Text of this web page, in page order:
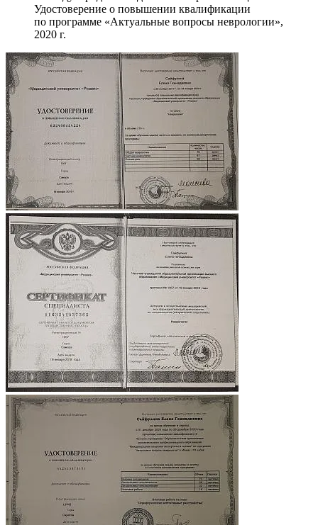
Удостоверение о повышении квалификации
по программе «Актуальные вопросы неврологии»,
2020 г.